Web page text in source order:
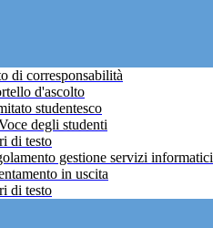
di corresponsabilità
d'ascolto
studentesco
degli studenti
di testo
gestione servizi informatici
in uscita
di testo